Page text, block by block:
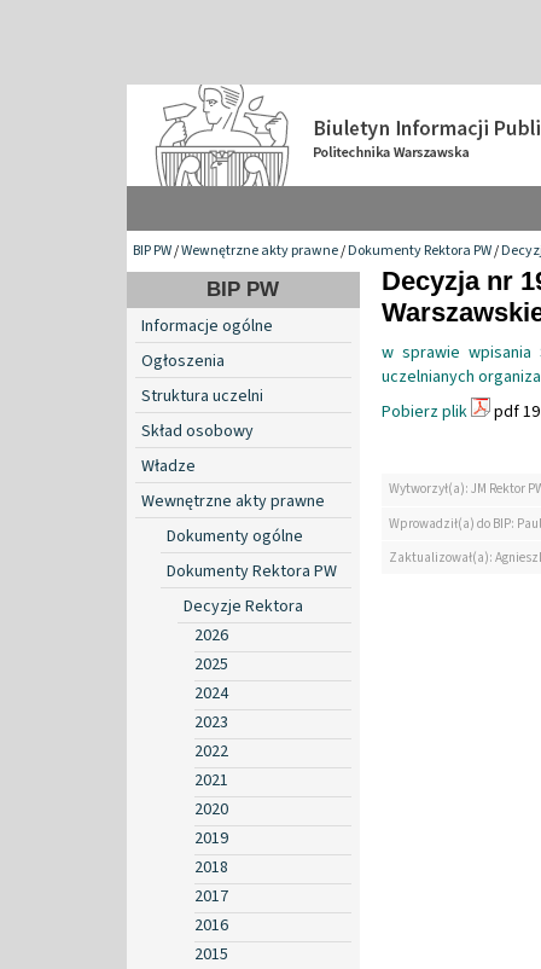
BIP PW/Wewnętrzne akty prawne/Dokumenty Rektora PW/
BIP PW
Informacje ogólne
Ogłoszenia
Struktura uczelni
Skład osobowy
Władze
Wewnętrzne akty prawne
Dokumenty ogólne
Dokumenty Rektora PW
Decyzje Rektora
2026
2025
2024
2023
2022
2021
2020
2019
2018
2017
2016
2015
Decyzja nr
w sprawie wpisania
uczelnianych
Pobierz plik
pdf
Wytworzył(a): JM Rektor
Wprowadził(a) do BIP:
Zaktualizował(a):